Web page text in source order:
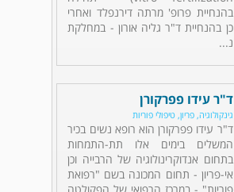
בהנחיית פרופ' מרתה דירנפלד ואחרי
כן בהנחיית ד"ר גליה אורון - במחלקת
נ...
ד"ר עידו פפרקורן
גינקולוגיה, פריון, טיפולי פוריות
ד"ר עידו פפרקורן הוא רופא נשים בכיר
המשלים בימים אלו תת-התמחות
בתחום אנדוקרינולוגיה של הרבייה וכן
אי-פריון - תחום המכונה בשם "רפואת